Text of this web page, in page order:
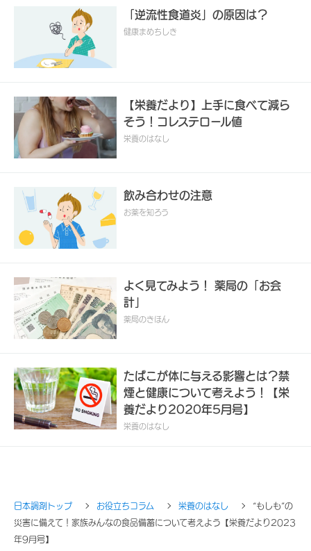
「逆流性食道炎」の原因は？
健康まめちしき
【栄養だより】上手に食べて減ら
そう！コレステロール値
栄養のはなし
飲み合わせの注意
お薬を知ろう
よく見てみよう！ 薬局の「お会
計」
薬局のきほん
たばこが体に与える影響とは？禁
煙と健康について考えよう！【栄
養だより2020年5月号】
栄養のはなし
日本調剤トップ お役立ちコラム 栄養のはなし
“もしも”の
災害に備えて！家族みんなの食品備蓄について考えよう【栄養だより2023
年9月号】